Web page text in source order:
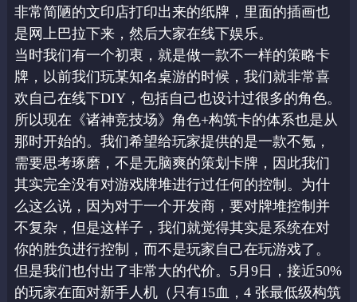
非常简陋的文印店打印出来的纸牌，里面的插画也
是网上巴拉下来，然后大家在线下娱乐。
当时我们有一个初衷，就是做一款不一样的策略卡
牌，以前我们玩某知名桌游的时候，我们就非常喜
欢自己在线下DIY，包括自己也设计过很多的角色。
所以现在《诸神竞技场》角色+构筑卡的体系也是从
那时开始的。我们希望给玩家提供的是一款不氪，
需要思考琢磨，不是无脑爽的策划卡牌，因此我们
其实完全没有对游戏牌堆进行过任何的控制。为什
么这么说， 因为对于一个开发商，要对牌堆控制并
不复杂，但是这样子，我们就觉得其实是系统在对
你的胜负进行控制，而不是玩家自己在玩游戏了。
但是我们也付出了非常大的代价。5月9日，接近50%
的玩家在面对新手人机（只有15血， 4 张最低级构筑